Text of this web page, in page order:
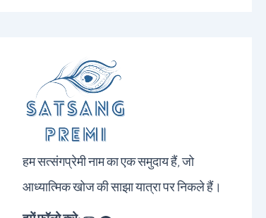
हम सत्संगप्रेमी नाम का एक समुदाय हैं, जो
आध्यात्मिक खोज की साझा यात्रा पर निकले हैं।